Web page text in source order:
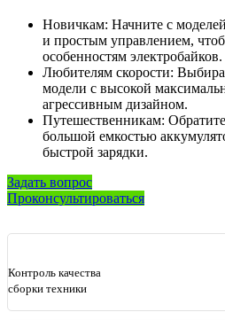
Новичкам: Начните с
и простым управлением,
особенностям электробайков.
Любителям скорости:
модели с высокой
агрессивным дизайном.
Путешественникам:
большой емкостью
быстрой зарядки.
Задать вопрос
Проконсультироваться
Контроль качества
сборки техники